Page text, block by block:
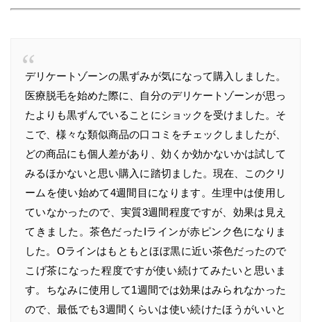
デリケートゾーンの黒ずみが気になって購入しました。
医療脱毛を始めた際に、自分のデリケートゾーンが思っ
たよりも黒ずんでいることにショックを受けました。そ
こで、様々な類似商品の口コミをチェックしましたが、
どの商品にも個人差があり、効くか効かないかは試して
みるほかないと思い購入に踏切ました。現在、このクリ
ームを使い始めて4週間目になります。生理中は使用し
ていなかったので、実質3週間程度ですが、効果は見え
てきました。茶色だったIラインが赤ピンク色になりま
した。Oラインはもともとほぼ黒に近い茶色だったので
こげ茶になった程度ですが使い続けてみたいと思いま
す。ちなみに使用して1週間では効果はみられなかった
ので、最低でも3週間くらいは使い続けたほうがいいと